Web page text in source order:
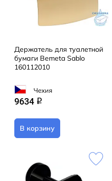
Держатель для туалетной
бумаги Bemeta Sablo
160112010
Чехия
9634 q
В корзину